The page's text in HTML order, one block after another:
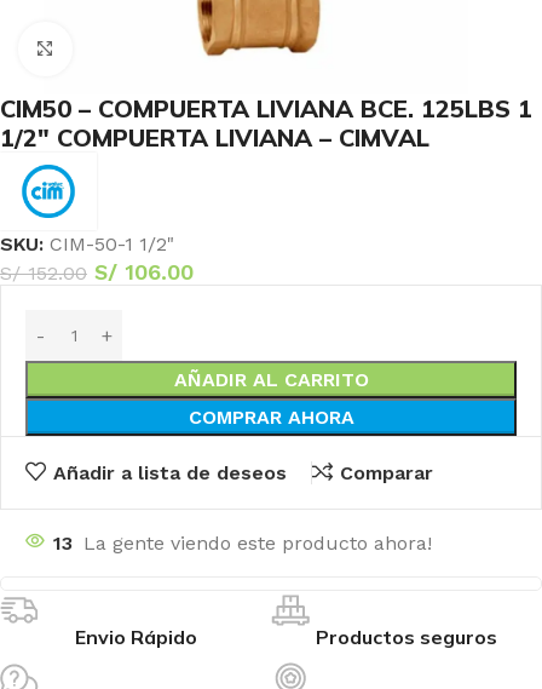
Haga Click para agrandar
CIM50 – COMPUERTA LIVIANA BCE. 125LBS 1
1/2″ COMPUERTA LIVIANA – CIMVAL
SKU: CIM-50-1 1/2"
S/152.00 S/ 106.00
AÑADIR AL CARRITO
COMPRAR AHORA
Añadir a lista de deseos Comparar
13 La gente viendo este producto ahora!
Envio Rápido Productos seguros